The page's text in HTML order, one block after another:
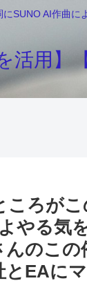
SUNO AI作曲
活用】
ろが
やる気
のこ
EAに